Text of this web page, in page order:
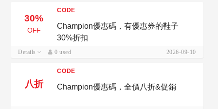
30%
OFF
CODE
Champion優惠碼，有優惠券的鞋子
30%折扣
Details 0 used 2026-09-10
八折
CODE
Champion優惠碼，全價八折&促銷